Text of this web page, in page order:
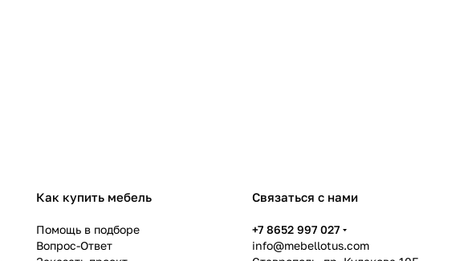
Как купить мебель
Помощь в подборе
Вопрос-Ответ
Связаться с нами
+7 8652 997 027
info@mebellotus.com